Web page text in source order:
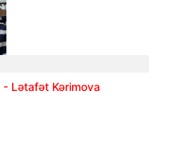
- Lətafət Kərimova